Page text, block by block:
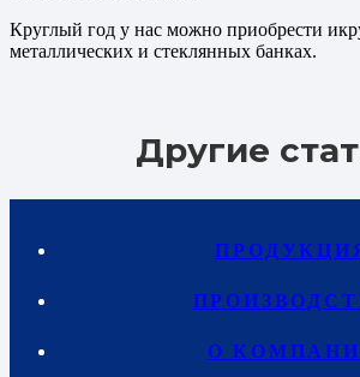
Круглый год у нас можно приобрести
металлических и стеклянных банках.
Другие
О